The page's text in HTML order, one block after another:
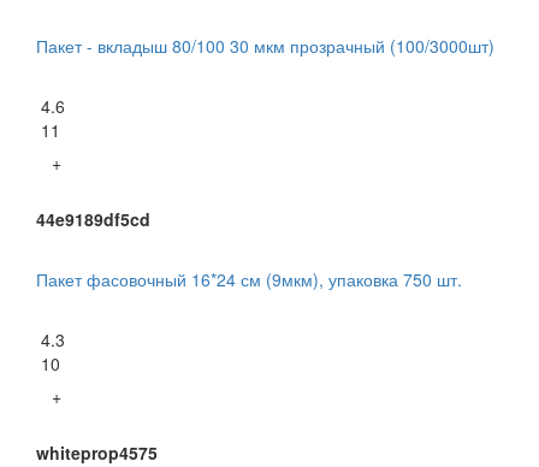
Пакет - вкладыш 80/100 30 мкм прозрачный (100/3000шт)
4.6
11
+
44e9189df5cd
Пакет фасовочный 16*24 см (9мкм), упаковка 750 шт.
4.3
10
+
whiteprop4575